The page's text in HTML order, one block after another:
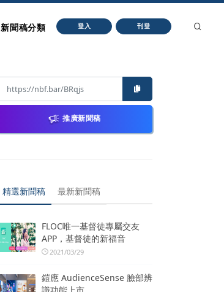
新聞稿分類 登入 刊登
推廣新聞稿
精選新聞稿 最新新聞稿
FLOC唯一基督徒專屬交友
APP，基督徒的新福音
2021/03/29
鎧應 AudienceSense 臉部辨
識功能上市